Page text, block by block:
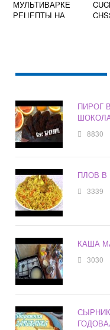
МУЛЬТИВАРКЕ
РЕЦЕПТЫ НА
ПИРОГ
8830
ПЛОВ В
3339
КАША
3030